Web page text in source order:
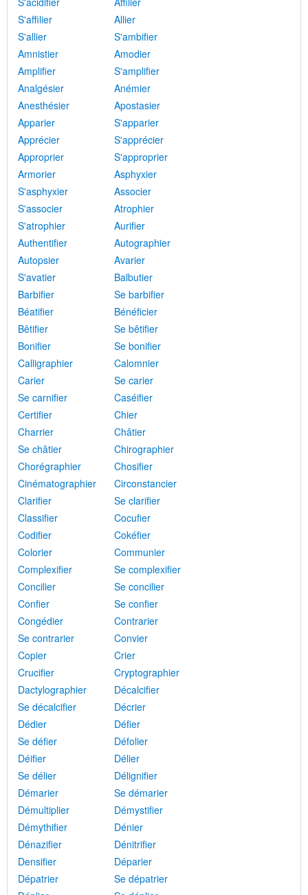
S'affilier
Allier
S'allier
S'ambifier
Amnistier
Amodier
Amplifier
S'amplifier
Analgésier
Anémier
Anesthésier
Apostasier
Apparier
S'apparier
Apprécier
S'apprécier
Approprier
S'approprier
Armorier
Asphyxier
S'asphyxier
Associer
S'associer
Atrophier
S'atrophier
Aurifier
Authentifier
Autographier
Autopsier
Avarier
S'avatier
Balbutier
Barbifier
Se barbifier
Béatifier
Bénéficier
Bêtifier
Se bêtifier
Bonifier
Se bonifier
Calligraphier
Calomnier
Carier
Se carier
Se carnifier
Caséifier
Certifier
Chier
Charrier
Châtier
Se châtier
Chirographier
Chorégraphier
Chosifier
Cinématographier
Circonstancier
Clarifier
Se clarifier
Classifier
Cocufier
Codifier
Cokéfier
Colorier
Communier
Complexifier
Se complexifier
Concilier
Se concilier
Confier
Se confier
Congédier
Contrarier
Se contrarier
Convier
Copier
Crier
Crucifier
Cryptographier
Dactylographier
Décalcifier
Se décalcifier
Décrier
Dédier
Défier
Se défier
Défolier
Déifier
Délier
Se délier
Délignifier
Démarier
Se démarier
Démultiplier
Démystifier
Démythifier
Dénier
Dénazifier
Dénitrifier
Densifier
Déparier
Dépatrier
Se dépatrier